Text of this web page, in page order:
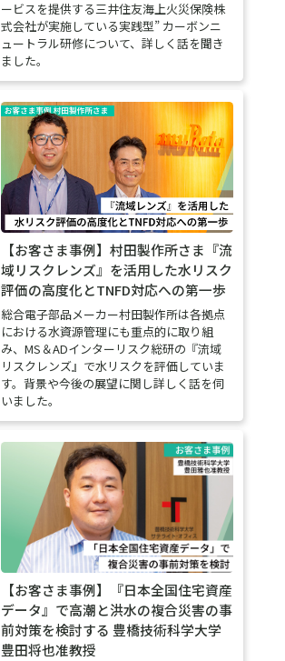
ービスを提供する三井住友海上火災保険株
式会社が実施している実践型” カーボンニ
ュートラル研修について、詳しく話を聞き
ました。
【お客さま事例】村田製作所さま『流
域リスクレンズ』を活用した水リスク
評価の高度化とTNFD対応への第一歩
総合電子部品メーカー村田製作所は各拠点
における水資源管理にも重点的に取り組
み、MS＆ADインターリスク総研の『流域
リスクレンズ』で水リスクを評価していま
す。背景や今後の展望に関し詳しく話を伺
いました。
【お客さま事例】『日本全国住宅資産
データ』で高潮と洪水の複合災害の事
前対策を検討する 豊橋技術科学大学
豊田将也准教授